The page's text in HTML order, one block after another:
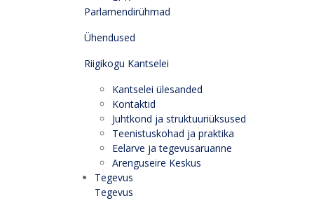
Parlamendirühmad
Ühendused
Riigikogu Kantselei
Kantselei ülesanded
Kontaktid
Juhtkond ja struktuuriüksused
Teenistuskohad ja praktika
Eelarve ja tegevusaruanne
Arenguseire Keskus
Tegevus
Tegevus